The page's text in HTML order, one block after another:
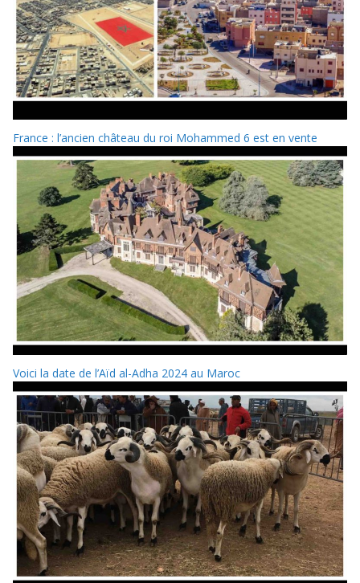
France : l’ancien château du roi Mohammed 6 est en vente
Voici la date de l’Aïd al-Adha 2024 au Maroc